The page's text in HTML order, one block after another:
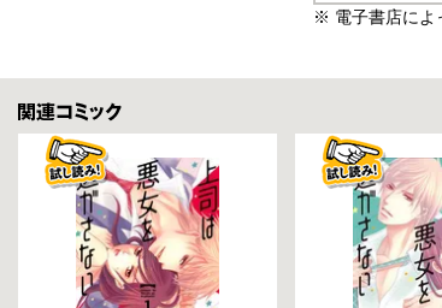
※ 電子書店によ
関連コミックス